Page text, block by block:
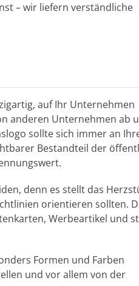
– wir liefern verständliche
auf Ihr Unternehmen
anderen Unternehmen ab
sollte sich immer an
Bestandteil der
denn es stellt das
orientieren sollten.
Werbeartikel und
Formen und Farben
und vor allem von der